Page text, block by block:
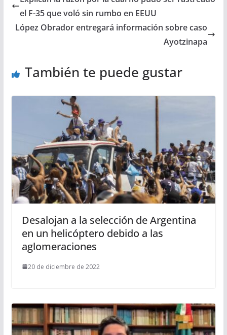
el F-35 que voló sin rumbo en EEUU
López Obrador entregará información sobre caso
Ayotzinapa
También te puede gustar
Desalojan a la selección de Argentina
en un helicóptero debido a las
aglomeraciones
20 de diciembre de 2022